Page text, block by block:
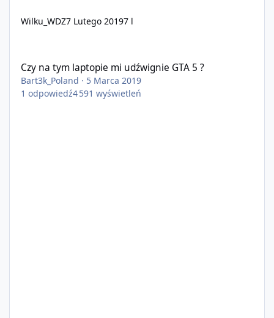
Wilku_WDZ7 Lutego 20197 l
Czy na tym laptopie mi udźwignie GTA 5 ?
Bart3k_Poland · 5 Marca 2019
1 odpowiedź4 591 wyświetleń